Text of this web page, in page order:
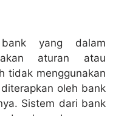
yang dalam
aturan atau
tidak menggunakan
oleh bank
Sistem dari bank